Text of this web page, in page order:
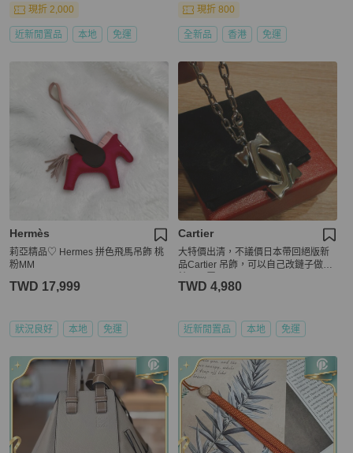
現折 2,000
近新閒置品 本地 免運
現折 800
全新品 香港 免運
Hermès
莉亞精品♡ Hermes 拼色飛馬吊飾 桃
粉MM
TWD 17,999
狀況良好 本地 免運
Cartier
大特價出清，不議價日本帶回絕版新
品Cartier 吊飾，可以自己改鏈子做項
TWD 4,980
近新閒置品 本地 免運